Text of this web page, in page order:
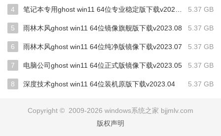
4 笔记本专用ghost win11 64位专业稳定版下载v2023.10 5.37 GB
5 雨林木风ghost win11 64位镜像旗舰版下载v2023.08 5.37 GB
6 雨林木风ghost win11 64位纯净版镜像下载v2023.07 5.37 GB
7 电脑公司ghost win11 64位正式版镜像下载v2023.05 5.37 GB
8 深度技术ghost win11 64位装机原版下载v2023.04 5.37 GB
Copyright © 2009-2026 windows系统之家 bjjmlv.com
版权声明